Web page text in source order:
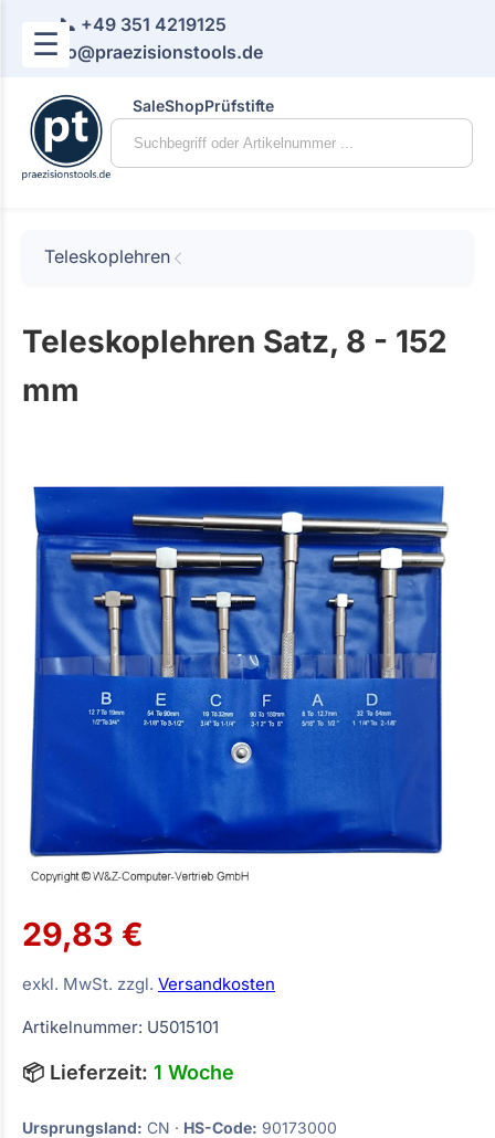
☰
📞 +49 351 4219125
📧 info@praezisionstools.de
SaleShopPrüfstifte
Teleskoplehren
Teleskoplehren Satz, 8 - 152
mm
29,83 €
exkl. MwSt. zzgl. Versandkosten
Artikelnummer: U5015101
📦 Lieferzeit: 1 Woche
Ursprungsland: CN · HS-Code: 90173000